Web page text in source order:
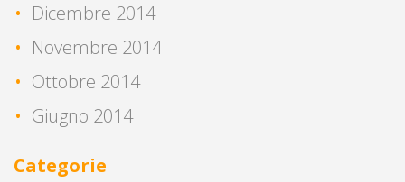
Dicembre 2014
Novembre 2014
Ottobre 2014
Giugno 2014
Categorie